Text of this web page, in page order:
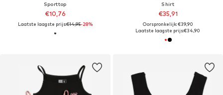
Sporttop
€10,76
Laatste laagste prijs:€14,95-28%
Shirt
€35,91
Oorspronkelijk: €39,90
Laatste laagste prijs:€34,90